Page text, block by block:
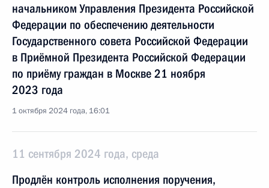
начальником Управления Президента Российской
Федерации по обеспечению деятельности
Государственного совета Российской Федерации
в Приёмной Президента Российской Федерации
по приёму граждан в Москве 21 ноября
2023 года
1 октября 2024 года, 16:01
11 сентября 2024 года, среда
Продлён контроль исполнения поручения,